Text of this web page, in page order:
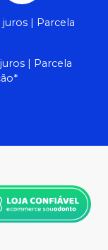
| Parcela
| Parcela